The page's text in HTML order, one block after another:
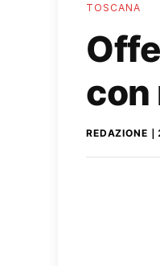
TOSCANA
con
REDAZIONE